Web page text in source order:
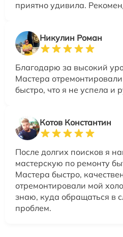
приятно удивила.
Никулин Роман
Благодарю за высокий
Мастера
быстро, что я не успела и
Котов Константин
После долгих поисков я
мастерскую по ремонту
Мастера быстро,
отремонтировали мой
знаю, куда обращаться в
проблем.